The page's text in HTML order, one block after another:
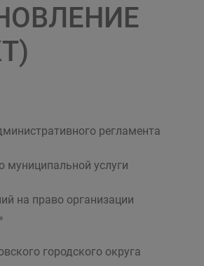
регламента
муниципальной услуги
на право организации
городского округа